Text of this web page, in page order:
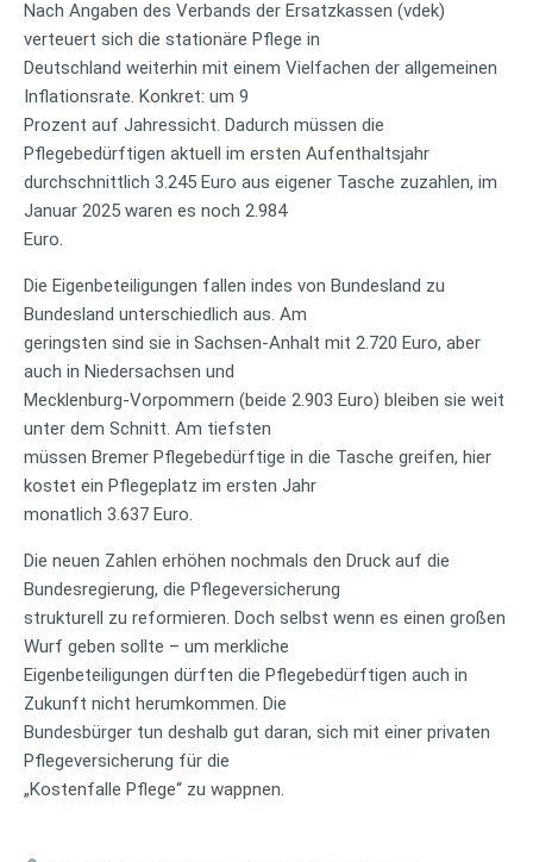
Nach Angaben des Verbands der Ersatzkassen (vdek)
verteuert sich die stationäre Pflege in
Deutschland weiterhin mit einem Vielfachen der allgemeinen
Inflationsrate. Konkret: um 9
Prozent auf Jahressicht. Dadurch müssen die
Pflegebedürftigen aktuell im ersten Aufenthaltsjahr
durchschnittlich 3.245 Euro aus eigener Tasche zuzahlen, im
Januar 2025 waren es noch 2.984
Euro.
Die Eigenbeteiligungen fallen indes von Bundesland zu
Bundesland unterschiedlich aus. Am
geringsten sind sie in Sachsen-Anhalt mit 2.720 Euro, aber
auch in Niedersachsen und
Mecklenburg-Vorpommern (beide 2.903 Euro) bleiben sie weit
unter dem Schnitt. Am tiefsten
müssen Bremer Pflegebedürftige in die Tasche greifen, hier
kostet ein Pflegeplatz im ersten Jahr
monatlich 3.637 Euro.
Die neuen Zahlen erhöhen nochmals den Druck auf die
Bundesregierung, die Pflegeversicherung
strukturell zu reformieren. Doch selbst wenn es einen großen
Wurf geben sollte – um merkliche
Eigenbeteiligungen dürften die Pflegebedürftigen auch in
Zukunft nicht herumkommen. Die
Bundesbürger tun deshalb gut daran, sich mit einer privaten
Pflegeversicherung für die
„Kostenfalle Pflege“ zu wappnen.